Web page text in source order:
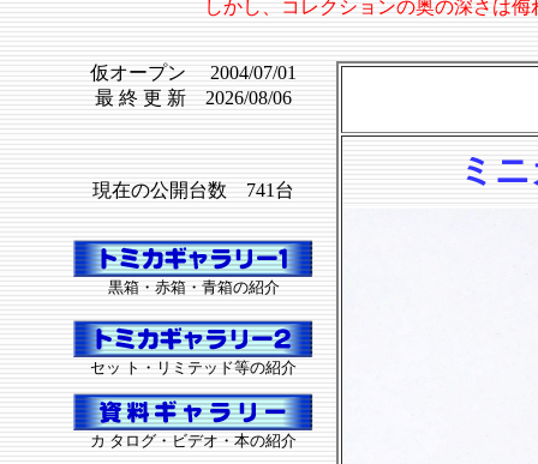
しかし、コレクションの奥の深さは
仮オープン 2004/07/01
最 終 更 新 2026/08/06
現在の公開台数 741台
黒箱・赤箱・青箱の紹介
セッ ト・リミテッド等の紹介
カ タログ・ビデオ・本の紹介
ミ